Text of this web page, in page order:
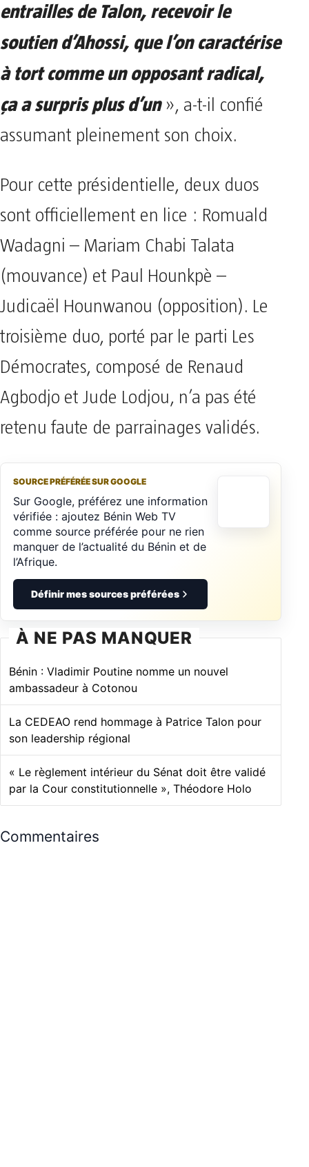
entrailles de Talon, recevoir le
soutien d’Ahossi, que l’on caractérise
à tort comme un opposant radical,
ça a surpris plus d’un», a-t-il confié
assumant pleinement son choix.
Pour cette présidentielle, deux duos
sont officiellement en lice : Romuald
Wadagni – Mariam Chabi Talata
(mouvance) et Paul Hounkpè –
Judicaël Hounwanou (opposition). Le
troisième duo, porté par le parti Les
Démocrates, composé de Renaud
Agbodjo et Jude Lodjou, n’a pas été
retenu faute de parrainages validés.
SOURCE PRÉFÉRÉE SUR GOOGLE
Sur Google, préférez une information
vérifiée : ajoutez Bénin Web TV
comme source préférée pour ne rien
manquer de l’actualité du Bénin et de
l’Afrique.
Définir mes sources préférées
À NE PAS MANQUER
Bénin : Vladimir Poutine nomme un nouvel
ambassadeur à Cotonou
La CEDEAO rend hommage à Patrice Talon pour
son leadership régional
« Le règlement intérieur du Sénat doit être validé
par la Cour constitutionnelle », Théodore Holo
Commentaires